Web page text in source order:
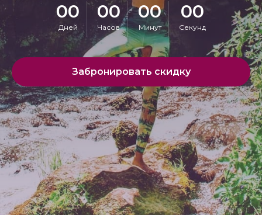
00
Дней
00
Часов
00
Минут
00
Секунд
Забронировать скидку